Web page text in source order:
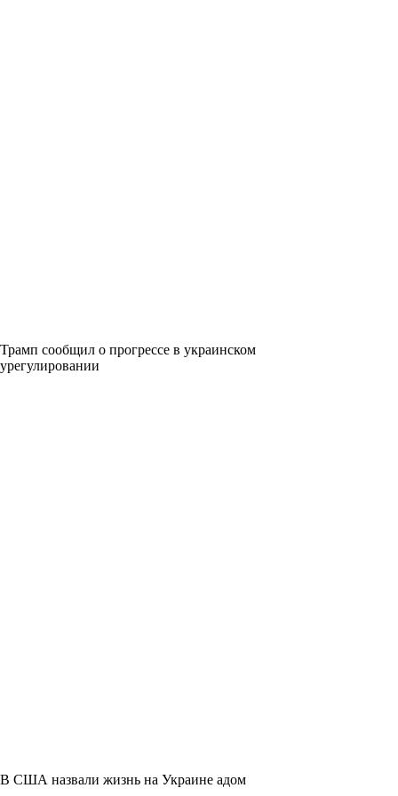
Трамп сообщил о прогрессе в украинском
урегулировании
В США назвали жизнь на Украине адом